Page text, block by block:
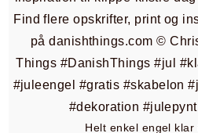
Helt enkel engel